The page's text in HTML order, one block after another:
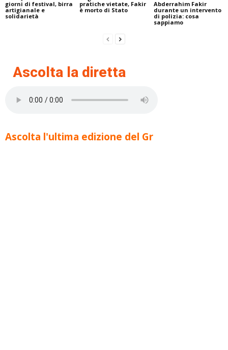
giorni di festival, birra
artigianale e
solidarietà
pratiche vietate, Fakir
è morto di Stato
Abderrahim Fakir
durante un intervento
di polizia: cosa
sappiamo
Ascolta la diretta
Ascolta l'ultima edizione del Gr